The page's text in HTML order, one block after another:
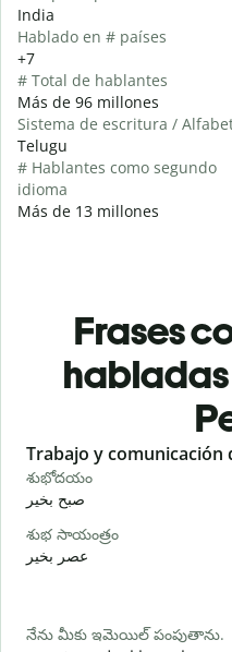
India
Hablado en # países
+7
# Total de hablantes
Más de 96 millones
Sistema de escritura /
Telugu
# Hablantes como segundo
idioma
Más de 13 millones
Frases
habladas
Slide 1 of 6
Trabajo y comunicación
శుభోదయం
صبح بخیر
శుభ సాయంత్రం
عصر بخیر
నేను మీకు ఇమెయిల్ పంపుతాను.